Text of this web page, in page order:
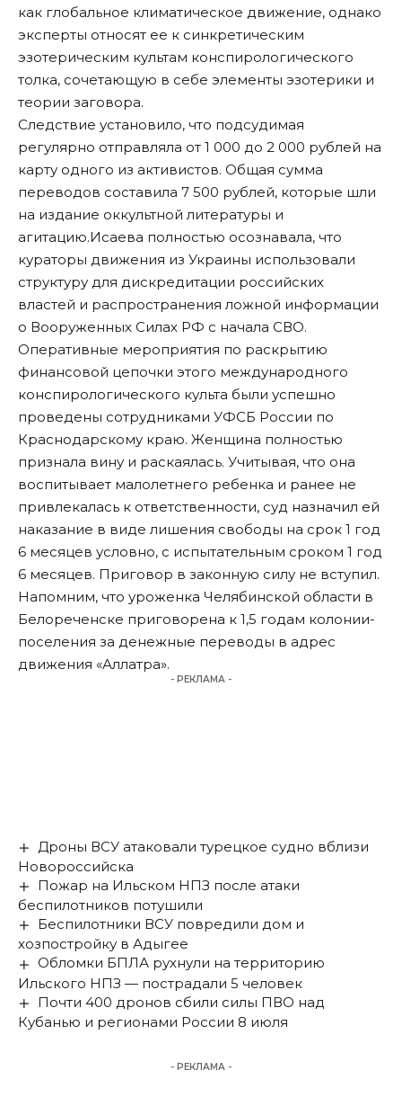
как глобальное климатическое движение, однако
эксперты относят ее к синкретическим
эзотерическим культам конспирологического
толка, сочетающую в себе элементы эзотерики и
теории заговора.
Следствие установило, что подсудимая
регулярно отправляла от 1 000 до 2 000 рублей на
карту одного из активистов. Общая сумма
переводов составила 7 500 рублей, которые шли
на издание оккультной литературы и
агитацию.Исаева полностью осознавала, что
кураторы движения из Украины использовали
структуру для дискредитации российских
властей и распространения ложной информации
о Вооруженных Силах РФ с начала СВО.
Оперативные мероприятия по раскрытию
финансовой цепочки этого международного
конспирологического культа были успешно
проведены сотрудниками УФСБ России по
Краснодарскому краю. Женщина полностью
признала вину и раскаялась. Учитывая, что она
воспитывает малолетнего ребенка и ранее не
привлекалась к ответственности, суд назначил ей
наказание в виде лишения свободы на срок 1 год
6 месяцев условно, с испытательным сроком 1 год
6 месяцев. Приговор в законную силу не вступил.
Напомним, что уроженка Челябинской области в
Белореченске приговорена к 1,5 годам колонии-
поселения за денежные переводы в адрес
движения «Аллатра».
- РЕКЛАМА -
Дроны ВСУ атаковали турецкое судно вблизи
Новороссийска
Пожар на Ильском НПЗ после атаки
беспилотников потушили
Беспилотники ВСУ повредили дом и
хозпостройку в Адыгее
Обломки БПЛА рухнули на территорию
Ильского НПЗ — пострадали 5 человек
Почти 400 дронов сбили силы ПВО над
Кубанью и регионами России 8 июля
- РЕКЛАМА -